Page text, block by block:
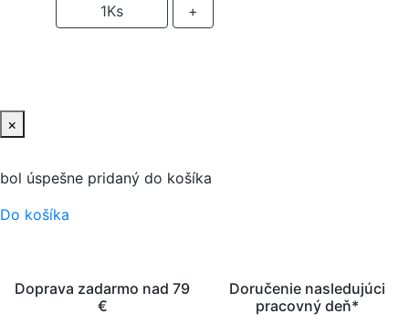
1Ks +
×
bol úspešne pridaný do košíka
Do košíka
Doprava zadarmo nad 79
€
Doručenie nasledujúci
pracovný deň*